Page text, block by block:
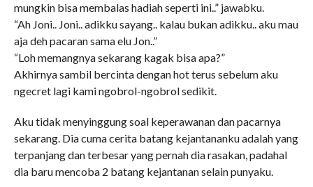
mungkin bisa membalas hadiah seperti ini..” jawabku.
“Ah Joni.. Joni.. adikku sayang.. kalau bukan adikku.. aku mau
aja deh pacaran sama elu Jon..”
“Loh memangnya sekarang kagak bisa apa?”
Akhirnya sambil bercinta dengan hot terus sebelum aku
ngecret lagi kami ngobrol-ngobrol sedikit.
Aku tidak menyinggung soal keperawanan dan pacarnya
sekarang. Dia cuma cerita batang kejantananku adalah yang
terpanjang dan terbesar yang pernah dia rasakan, padahal
dia baru mencoba 2 batang kejantanan selain punyaku.